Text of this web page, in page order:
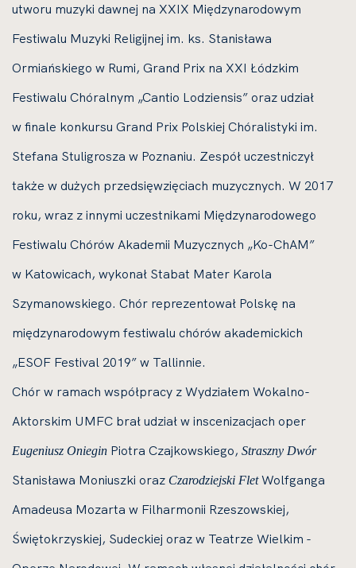
utworu muzyki dawnej na XXIX Międzynarodowym
Festiwalu Muzyki Religijnej im. ks. Stanisława
Ormiańskiego w Rumi, Grand Prix na XXI Łódzkim
Festiwalu Chóralnym „Cantio Lodziensis” oraz udział
w finale konkursu Grand Prix Polskiej Chóralistyki im.
Stefana Stuligrosza w Poznaniu. Zespół uczestniczył
także w dużych przedsięwzięciach muzycznych. W 2017
roku, wraz z innymi uczestnikami Międzynarodowego
Festiwalu Chórów Akademii Muzycznych „Ko-ChAM”
w Katowicach, wykonał Stabat Mater Karola
Szymanowskiego. Chór reprezentował Polskę na
międzynarodowym festiwalu chórów akademickich
„ESOF Festival 2019” w Tallinnie.
Chór w ramach współpracy z Wydziałem Wokalno-
Aktorskim UMFC brał udział w inscenizacjach oper
Eugeniusz Oniegin Piotra Czajkowskiego, Straszny Dwór
Stanisława Moniuszki oraz Czarodziejski FletWolfganga
Amadeusa Mozarta w Filharmonii Rzeszowskiej,
Świętokrzyskiej, Sudeckiej oraz w Teatrze Wielkim -